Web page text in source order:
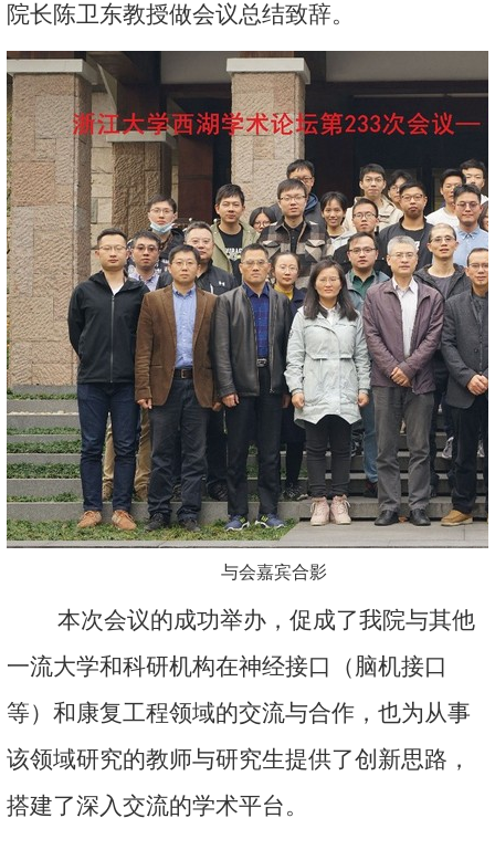
院长陈卫东教授做会议总结致辞。
与会嘉宾合影
本次会议的成功举办，促成了我院与其他
一流大学和科研机构在神经接口（脑机接口
等）和康复工程领域的交流与合作，也为从事
该领域研究的教师与研究生提供了创新思路，
搭建了深入交流的学术平台。